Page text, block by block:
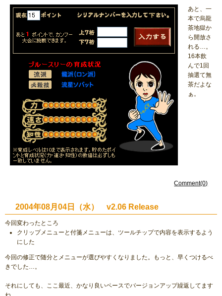
あと、一
本で烏龍
茶地獄か
ら開放さ
れる…。
16本飲
んで1回
抽選て無
茶だよな
ぁ。
Comment(0)
2004年08月04日（水） v2.06 Release
今回変わったところ
クリップメニューと付箋メニューは、ツールチップで内容を表示するよう
にした
今回の修正で随分とメニューが選びやすくなりました。もっと、早くつけるべ
きでした…。
それにしても、ここ最近、かなり良いペースでバージョンアップ繰返してます